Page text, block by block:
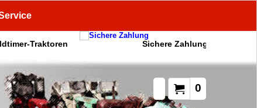
Traktoren Sichere Zahlung
0